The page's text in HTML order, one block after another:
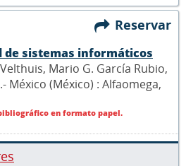
Reservar
de sistemas informáticos
Mario G. García Rubio,
México (México) : Alfaomega,
en formato papel.